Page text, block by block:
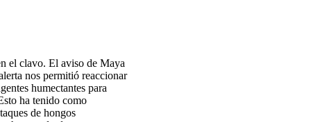
el clavo. El aviso de Maya
nos permitió reaccionar
humectantes para
ha tenido como
de hongos